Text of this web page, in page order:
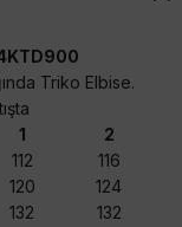
Triko Elbise.
1
2
112
116
120
124
132 132